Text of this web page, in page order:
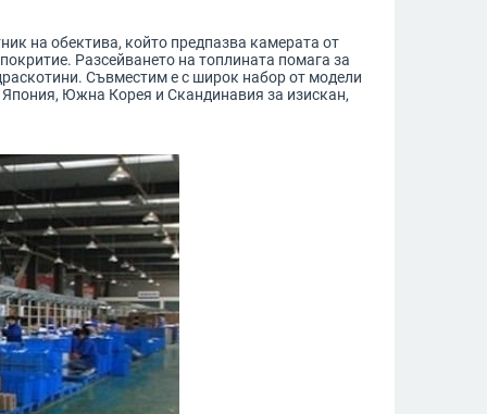
на обектива, който предпазва камерата от
Разсейването на топлината помага за
Съвместим е с широк набор от модели
Южна Корея и Скандинавия за изискан,